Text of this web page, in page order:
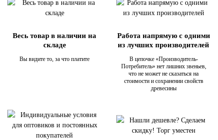
Весь товар в наличии на
складе
Вы видите то, за что платите
Работа напрямую с одними
из лучших производителей
В цепочке «Производитель-
Потребитель» нет лишних звеньев,
что не может не сказаться на
стоимости и сохранении свойств
древесины